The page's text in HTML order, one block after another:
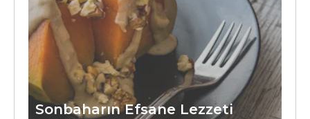
Sonbaharın Efsane Lezzeti